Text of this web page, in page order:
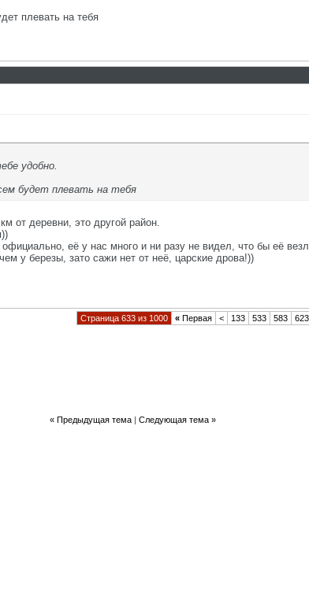
плевать на тебя
удобно.
будет плевать на тебя
от деревни, это другой район.
её у нас много и ни разу не видел, что бы её
у березы, зато сажи нет от неё, царские дрова!))
Страница 633 из 1000 « Первая < 133 533 583 623
« Предыдущая тема| Следующая тема »